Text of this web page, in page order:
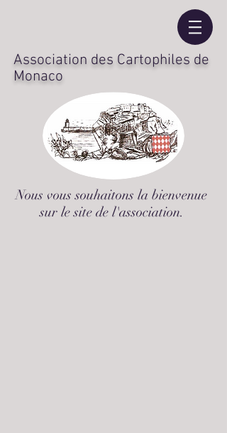
Association des Cartophiles de
Monaco
Nous vous souhaitons la bienvenue
sur le site de l'association.